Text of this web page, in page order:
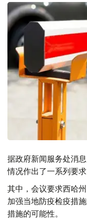
据政府新闻服务处消
情况作出了一系列要求
其中，会议要求西哈
加强当地防疫检疫措
措施的可能性。